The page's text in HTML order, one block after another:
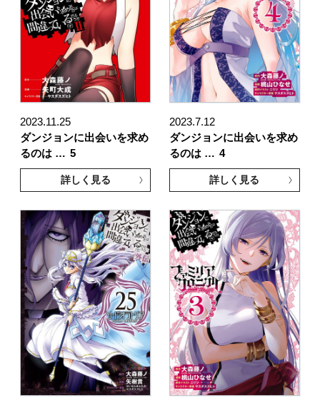
2023.11.25
ダンジョンに出会いを求め
るのは … 5
詳しく見る
2023.7.12
ダンジョンに出会いを求め
るのは … 4
詳しく見る